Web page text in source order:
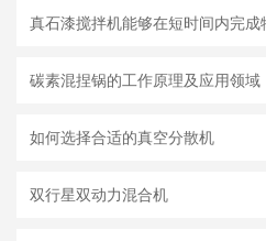
碳素混捏锅的工作原理及应用领域
如何选择合适的真空分散机
双行星双动力混合机